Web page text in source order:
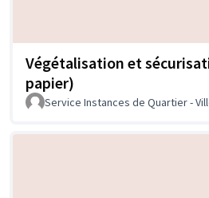
Végétalisation et
papier)
Service Instances de Quartier -